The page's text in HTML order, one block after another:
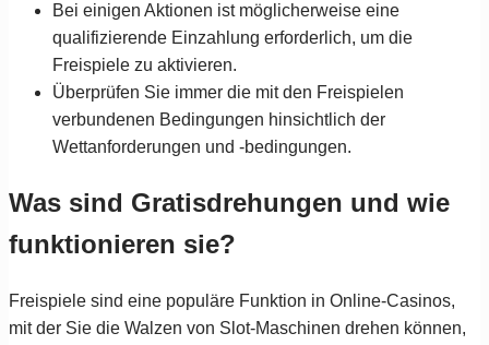
Bei einigen Aktionen ist möglicherweise eine
qualifizierende Einzahlung erforderlich, um die
Freispiele zu aktivieren.
Überprüfen Sie immer die mit den Freispielen
verbundenen Bedingungen hinsichtlich der
Wettanforderungen und -bedingungen.
Was sind Gratisdrehungen und wie
funktionieren sie?
Freispiele sind eine populäre Funktion in Online-Casinos,
mit der Sie die Walzen von Slot-Maschinen drehen können,